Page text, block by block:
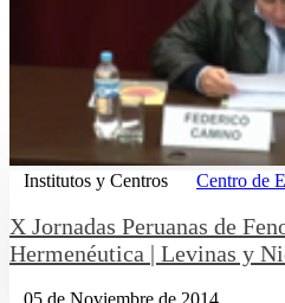
Institutos y Centros Centro de
X Jornadas Peruanas de
Hermenéutica | Levinas y
05 de Noviembre de 2014